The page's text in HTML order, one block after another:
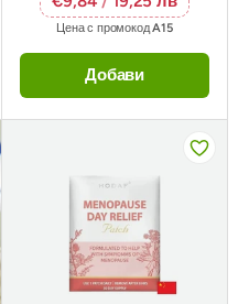
Цена с промокодA15
Добави